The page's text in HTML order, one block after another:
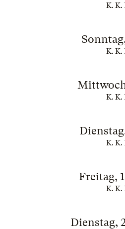
K. K.
K. K.
K. K.
K. K.
Freitag,
K. K.
Dienstag,